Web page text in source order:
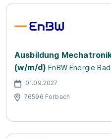
Ausbildung
(w/m/d) EnBW Energie
01.09.2027
76596 Forbach